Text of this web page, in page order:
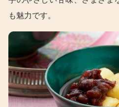
も魅力です。